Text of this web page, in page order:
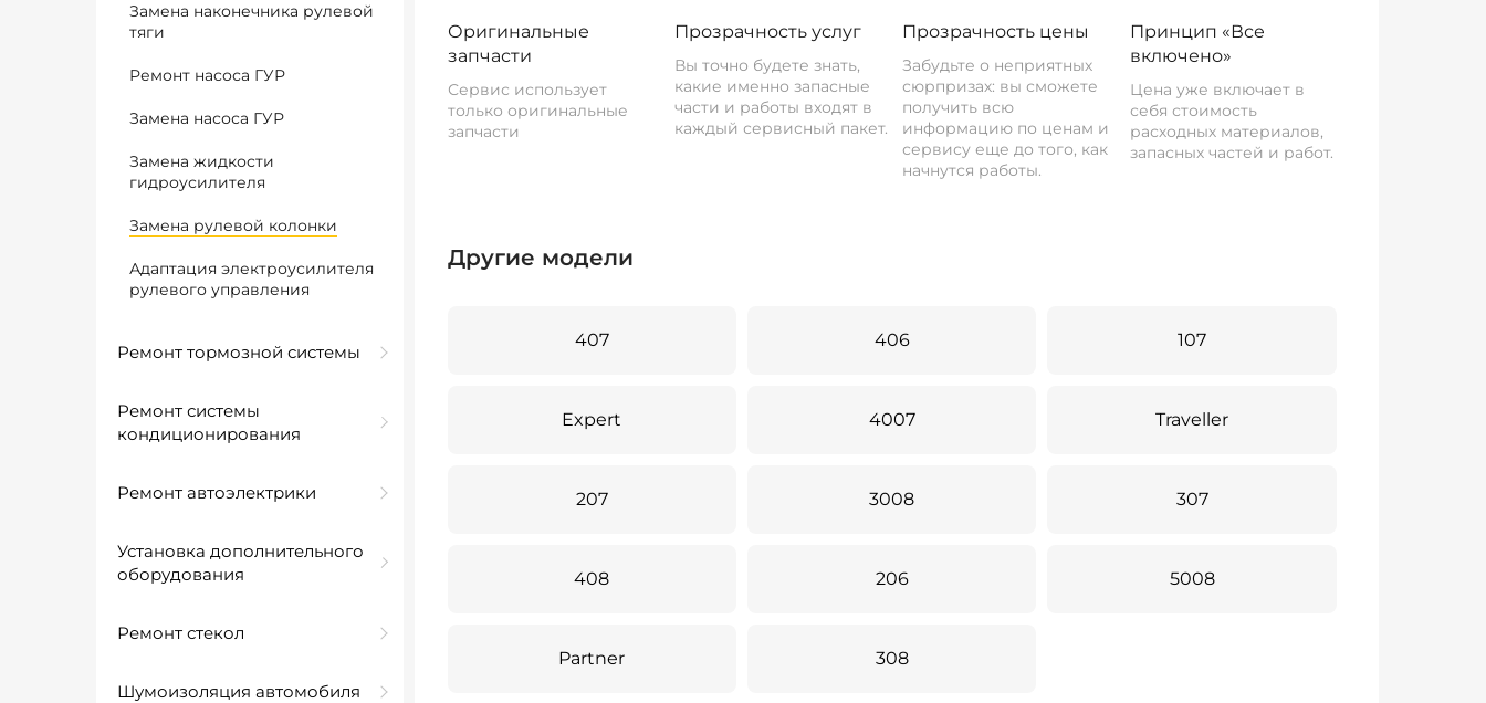
Замена наконечника рулевой
тяги
Ремонт насоса ГУР
Замена насоса ГУР
Замена жидкости
гидроусилителя
Замена рулевой колонки
Адаптация электроусилителя
рулевого управления
Ремонт тормозной системы
Ремонт системы
кондиционирования
Ремонт автоэлектрики
Установка дополнительного
оборудования
Ремонт стекол
Шумоизоляция автомобиля
Оригинальные
запчасти
Сервис использует
только оригинальные
запчасти
Прозрачность услуг
Вы точно будете знать,
какие именно запасные
части и работы входят в
каждый сервисный пакет.
Прозрачность цены
Забудьте о неприятных
сюрпризах: вы сможете
получить всю
информацию по ценам и
сервису еще до того, как
начнутся работы.
Принцип «Все
включено»
Цена уже включает в
себя стоимость
расходных материалов,
запасных частей и работ.
Другие модели
407 406 107
Expert 4007 Traveller
207 3008 307
408 206 5008
Partner 308